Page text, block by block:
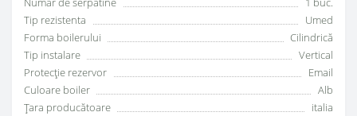
Tip rezistenta
Umed
Forma boilerului
Сilindrică
Tip instalare
Vertical
Protecție rezervor
Email
Culoare boiler
Alb
Țara producătoare
italia